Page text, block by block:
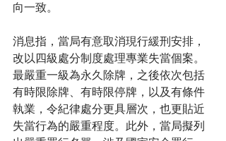
向一致。
消息指，當局有意取消現行緩刑安排，
改以四級處分制度處理專業失當個案。
最嚴重一級為永久除牌，之後依次包括
有時限除牌、有時限停牌，以及有條件
執業，令紀律處分更具層次，也更貼近
失當行為的嚴重程度。此外，當局擬列